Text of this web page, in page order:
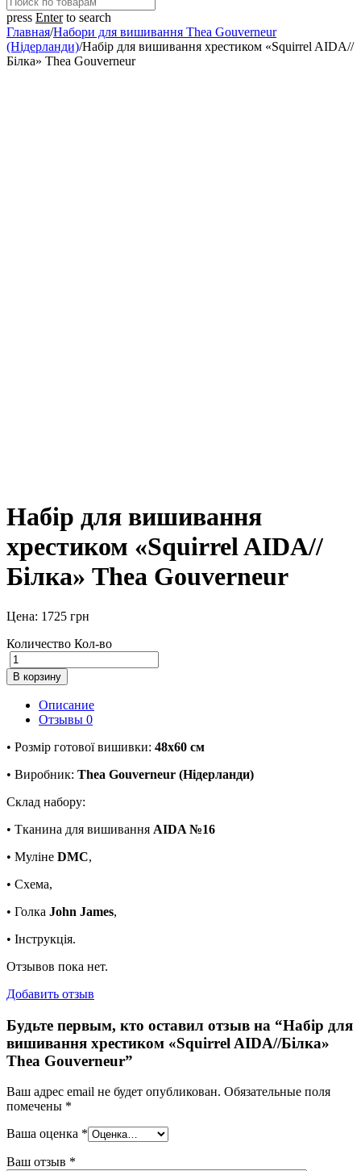
press Enterto search
Главная/Набори для вишивання Thea Gouverneur
(Нідерланди)/Набір для вишивання хрестиком «Squirrel AIDA//
Білка» Thea Gouverneur
Набір для вишивання
хрестиком «Squirrel AIDA//
Білка» Thea Gouverneur
Цена: 1725 грн
Количество Кол-во
В корзину
Описание
Отзывы 0
• Розмір готової вишивки: 48х60 см
• Виробник: Thea Gouverneur (Нідерланди)
Склад набору:
• Тканина для вишивання AIDA №16
• Муліне DMC,
• Схема,
• Голка John James,
• Інструкція.
Отзывов пока нет.
Добавить отзыв
Будьте первым, кто оставил отзыв на “Набір для
вишивання хрестиком «Squirrel AIDA//Білка»
Thea Gouverneur”
Ваш адрес email не будет опубликован. Обязательные поля
помечены *
Ваша оценка *
Ваш отзыв *